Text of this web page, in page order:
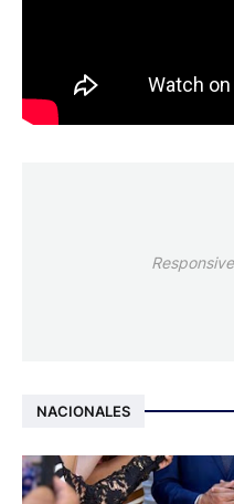
NACIONALES